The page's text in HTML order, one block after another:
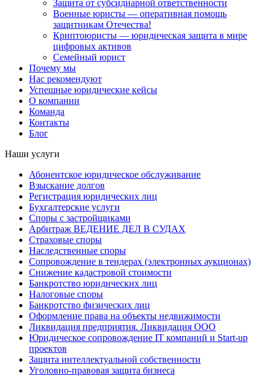
Защита от субсидиарной ответственности
Военные юристы — оперативная помощь
защитникам Отечества!
Криптоюристы — юридическая защита в мире
цифровых активов
Семейный юрист
Почему мы
Нас рекомендуют
Успешные юридические кейсы
О компании
Команда
Контакты
Блог
Наши услуги
Абонентское юридическое обслуживание
Взыскание долгов
Регистрация юридических лиц
Бухгалтерские услуги
Споры с застройщиками
Арбитраж ВЕДЕНИЕ ДЕЛ В СУДАХ
Страховые споры
Наследственные споры
Сопровождение в тендерах (электронных аукционах)
Снижение кадастровой стоимости
Банкротство юридических лиц
Налоговые споры
Банкротство физических лиц
Оформление права на объекты недвижимости
Ликвидация предприятия. Ликвидация ООО
Юридическое сопровождение IT компаний и Start-up
проектов
Защита интеллектуальной собственности
Уголовно-правовая защита бизнеса